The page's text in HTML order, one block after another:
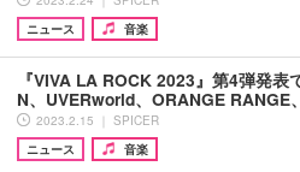
ニュース
音楽
『VIVA LA ROCK 2023』第4弾発表
N、UVERworld、ORANGE
2023.2.15 ｜ SPICER
ニュース
音楽